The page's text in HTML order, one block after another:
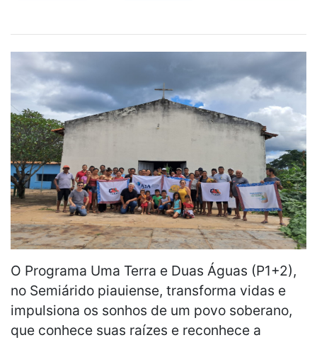
O Programa Uma Terra e Duas Águas (P1+2),
no Semiárido piauiense, transforma vidas e
impulsiona os sonhos de um povo soberano,
que conhece suas raízes e reconhece a